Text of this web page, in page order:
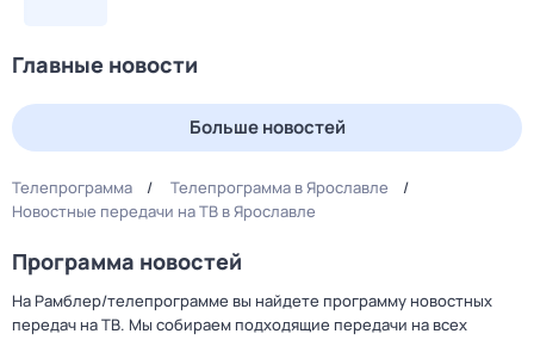
Главные новости
Больше новостей
Телепрограмма
Телепрограмма в Ярославле
Новостные передачи на ТВ в Ярославле
Программа новостей
На Рамблер/телепрограмме вы найдете программу новостных
передач на ТВ. Мы собираем подходящие передачи на всех